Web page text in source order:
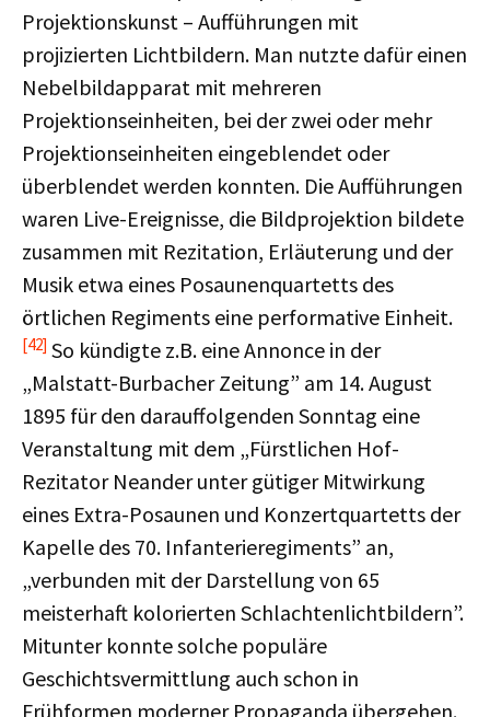
Projektionskunst – Aufführungen mit
projizierten Lichtbildern. Man nutzte dafür einen
Nebelbildapparat mit mehreren
Projektionseinheiten, bei der zwei oder mehr
Projektionseinheiten eingeblendet oder
überblendet werden konnten. Die Aufführungen
waren Live-Ereignisse, die Bildprojektion bildete
zusammen mit Rezitation, Erläuterung und der
Musik etwa eines Posaunenquartetts des
örtlichen Regiments eine performative Einheit.
[42] So kündigte z.B. eine Annonce in der
„Malstatt-Burbacher Zeitung” am 14. August
1895 für den darauffolgenden Sonntag eine
Veranstaltung mit dem „Fürstlichen Hof-
Rezitator Neander unter gütiger Mitwirkung
eines Extra-Posaunen und Konzertquartetts der
Kapelle des 70. Infanterieregiments” an,
„verbunden mit der Darstellung von 65
meisterhaft kolorierten Schlachtenlichtbildern”.
Mitunter konnte solche populäre
Geschichtsvermittlung auch schon in
Frühformen moderner Propaganda übergehen.